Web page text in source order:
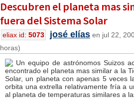
Descubren el planeta mas
fuera del Sistema Solar
eliax id: 5073 josé elías en jul 22,
horas)
Un equipo de astrónomos Suizos
encontrado el planeta mas similar a la
Solar, un planeta con apenas 5 veces
orbita una extrella relativamente fría a
al planeta de temperaturas similares a